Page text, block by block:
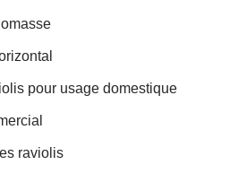
pour usage domestique
raviolis